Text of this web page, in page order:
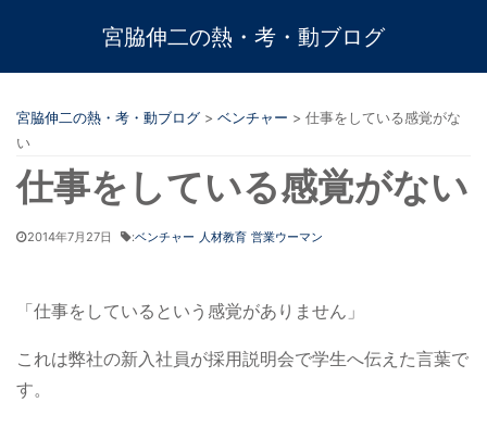
宮脇伸二の熱・考・動ブログ
宮脇伸二の熱・考・動ブログ > ベンチャー > 仕事をしている感覚がな
い
仕事をしている感覚がない
2014年7月27日 :ベンチャー 人材教育 営業ウーマン
「仕事をしているという感覚がありません」
これは弊社の新入社員が採用説明会で学生へ伝えた言葉で
す。